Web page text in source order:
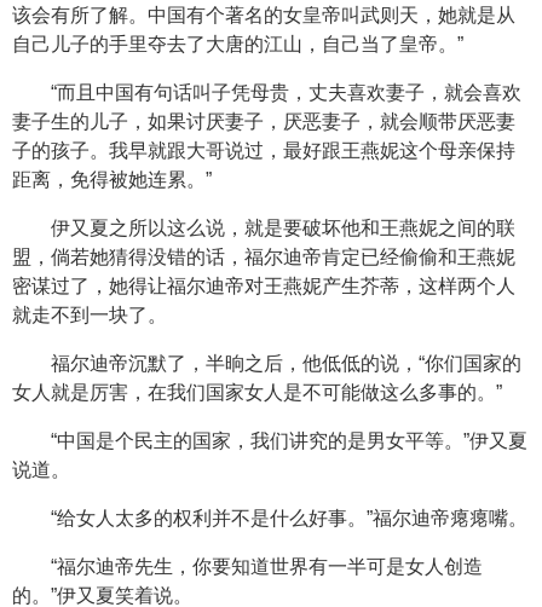
该会有所了解。中国有个著名的女皇帝叫武则天，她就是从
自己儿子的手里夺去了大唐的江山，自己当了皇帝。”
“而且中国有句话叫子凭母贵，丈夫喜欢妻子，就会喜欢
妻子生的儿子，如果讨厌妻子，厌恶妻子，就会顺带厌恶妻
子的孩子。我早就跟大哥说过，最好跟王燕妮这个母亲保持
距离，免得被她连累。”
伊又夏之所以这么说，就是要破坏他和王燕妮之间的联
盟，倘若她猜得没错的话，福尔迪帝肯定已经偷偷和王燕妮
密谋过了，她得让福尔迪帝对王燕妮产生芥蒂，这样两个人
就走不到一块了。
福尔迪帝沉默了，半晌之后，他低低的说，“你们国家的
女人就是厉害，在我们国家女人是不可能做这么多事的。”
“中国是个民主的国家，我们讲究的是男女平等。”伊又夏
说道。
“给女人太多的权利并不是什么好事。”福尔迪帝瘪瘪嘴。
“福尔迪帝先生，你要知道世界有一半可是女人创造
的。”伊又夏笑着说。